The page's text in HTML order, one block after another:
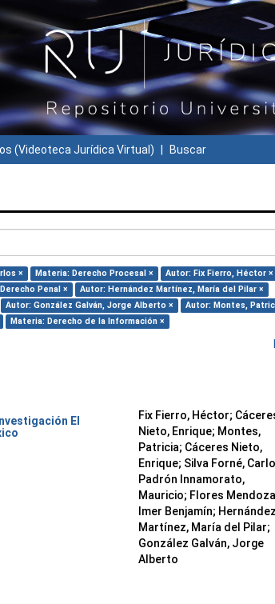
(Videoteca Jurídica Virtual) Buscar
× Materia: Derecho Procesal × Autor: Fix Fierro, Héctor ×
Penal ×
Autor: Hernández Martínez, María del Pilar ×
Autor: González Galván, Jorge Alberto ×
Autor: Montes,
Materia: Derecho de la Información ×
El
Fix Fierro, Héctor;
Nieto, Enrique; Montes,
Patricia; Cáceres Nieto,
Enrique; Silva Forné,
Padrón Innamorato,
Mauricio; Flores
Imer Benjamín; Hernández
Martínez, María del Pilar;
González Galván, Jorge
Alberto